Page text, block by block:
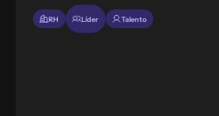
RH Líder Talento